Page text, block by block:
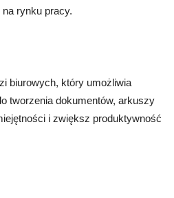
rynku pracy.
biurowych, który umożliwia
tworzenia dokumentów, arkuszy
i zwiększ produktywność